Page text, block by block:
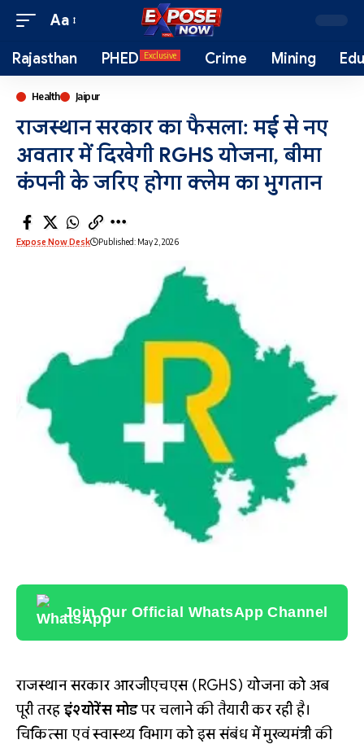
Aa
Rajasthan PHED Exclusive Crime Mining
Health Jaipur
राजस्थान सरकार का फैसला: मई से नए
अवतार में दिखेगी RGHS योजना, बीमा
कंपनी के जरिए होगा क्लेम का भुगतान
Expose Now Desk Published: May 2, 2026
Join Our Official WhatsApp Channel
राजस्थान सरकार आरजीएचएस (RGHS) योजना को अब
पूरी तरहइंश्योरेंस मोडपर चलाने की तैयारी कर रही है।
चिकित्सा एवं स्वास्थ्य विभाग को इस संबंध में मुख्यमंत्री की